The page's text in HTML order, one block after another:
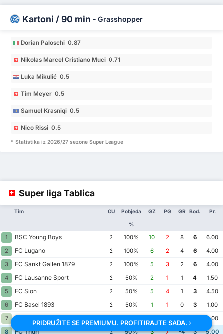
Kartoni / 90 min - Grasshopper
Dorian Paloschi 0.87
Nikolas Marcel Cristiano Muci 0.71
Luka Mikulić 0.5
Tim Meyer 0.5
Samuel Krasniqi 0.5
Nico Rissi 0.5
* Statistika iz 2026/27 sezone Super League
Super liga Tablica
Tim OU Pobjeda
%
GZ PG GR Bod. Pr.
1 BSC Young Boys 2 100% 10 2 8 6
6.00
2
FC Lugano 2 100% 6 2 4 6
4.00
3
FC Sankt Gallen 1879 2 100% 5 3 2 6
4.00
4
FC Lausanne Sport 2 50% 2 1 1 4
1.50
5
FC Sion 2 50% 5 4 1 3
4.50
6
FC Basel 1893 2 50% 1 1 0 3
1.00
7
FC Zurich
3.00
8
FC Thun 2 50% 3 7 -4 3 5.00
PRIDRUŽITE SE PREMIUMU. PROFITIRAJTE SADA.